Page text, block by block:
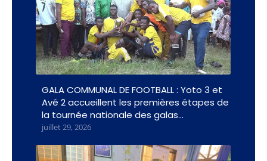
GALA COMMUNAL DE FOOTBALL : Yoto 3 et
Avé 2 accueillent les premières étapes de
la tournée nationale des galas…
juillet 29, 2026